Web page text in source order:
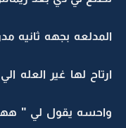
المدلعه بجهه ثانيه
ارتاح لها غير العله
واحسه يقول لي "